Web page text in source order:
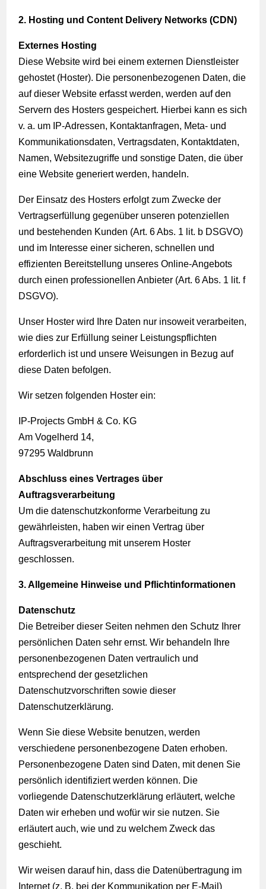
2. Hosting und Content Delivery Networks (CDN)
Externes Hosting
Diese Website wird bei einem externen Dienstleister
gehostet (Hoster). Die personenbezogenen Daten, die
auf dieser Website erfasst werden, werden auf den
Servern des Hosters gespeichert. Hierbei kann es sich
v. a. um IP-Adressen, Kontaktanfragen, Meta- und
Kommunikationsdaten, Vertragsdaten, Kontaktdaten,
Namen, Websitezugriffe und sonstige Daten, die über
eine Website generiert werden, handeln.
Der Einsatz des Hosters erfolgt zum Zwecke der
Vertragserfüllung gegenüber unseren potenziellen
und bestehenden Kunden (Art. 6 Abs. 1 lit. b DSGVO)
und im Interesse einer sicheren, schnellen und
effizienten Bereitstellung unseres Online-Angebots
durch einen professionellen Anbieter (Art. 6 Abs. 1 lit. f
DSGVO).
Unser Hoster wird Ihre Daten nur insoweit verarbeiten,
wie dies zur Erfüllung seiner Leistungspflichten
erforderlich ist und unsere Weisungen in Bezug auf
diese Daten befolgen.
Wir setzen folgenden Hoster ein:
IP-Projects GmbH & Co. KG
Am Vogelherd 14,
97295 Waldbrunn
Abschluss eines Vertrages über
Auftragsverarbeitung
Um die datenschutzkonforme Verarbeitung zu
gewährleisten, haben wir einen Vertrag über
Auftragsverarbeitung mit unserem Hoster
geschlossen.
3. Allgemeine Hinweise und Pflicht­informationen
Datenschutz
Die Betreiber dieser Seiten nehmen den Schutz Ihrer
persönlichen Daten sehr ernst. Wir behandeln Ihre
personenbezogenen Daten vertraulich und
entsprechend der gesetzlichen
Datenschutzvorschriften sowie dieser
Datenschutzerklärung.
Wenn Sie diese Website benutzen, werden
verschiedene personenbezogene Daten erhoben.
Personenbezogene Daten sind Daten, mit denen Sie
persönlich identifiziert werden können. Die
vorliegende Datenschutzerklärung erläutert, welche
Daten wir erheben und wofür wir sie nutzen. Sie
erläutert auch, wie und zu welchem Zweck das
geschieht.
Wir weisen darauf hin, dass die Datenübertragung im
Internet (z. B. bei der Kommunikation per E-Mail)